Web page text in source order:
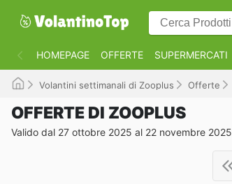
HOMEPAGE OFFERTE SUPERMERCATI
Volantini settimanali di Zooplus Offerte
OFFERTE DI ZOOPLUS
Valido dal 27 ottobre 2025 al 22 novembre 2025